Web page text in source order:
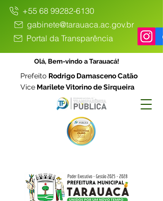
+55 68 99282-6130
gabinete@tarauaca.ac.gov.br
Portal da Transparência
Olá, Bem-vindo a Tarauacá!
Prefeito Rodrigo Damasceno Catão
Vice Marilete Vitorino de Sirqueira